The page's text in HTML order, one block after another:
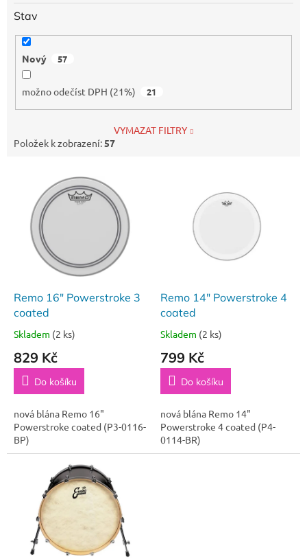
Stav
Nový 57
možno odečíst DPH (21%) 21
VYMAZAT FILTRY
Položek k zobrazení:57
u
ů
Remo 16" Powerstroke 3
coated
Skladem (2 ks)
829 Kč
Do košíku
nová blána Remo 16"
Powerstroke coated (P3-0116-
BP)
Remo 14" Powerstroke 4
coated
Skladem (2 ks)
799 Kč
Do košíku
nová blána Remo 14"
Powerstroke 4 coated (P4-
0114-BR)